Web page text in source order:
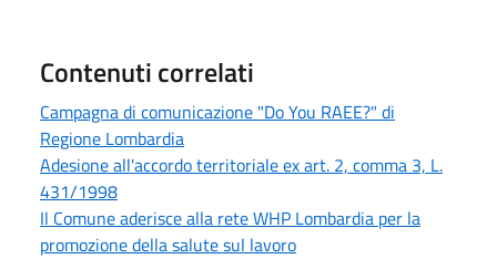
Contenuti correlati
Campagna di comunicazione "Do You RAEE?" di
Regione Lombardia
Adesione all'accordo territoriale ex art. 2, comma 3, L.
431/1998
Il Comune aderisce alla rete WHP Lombardia per la
promozione della salute sul lavoro